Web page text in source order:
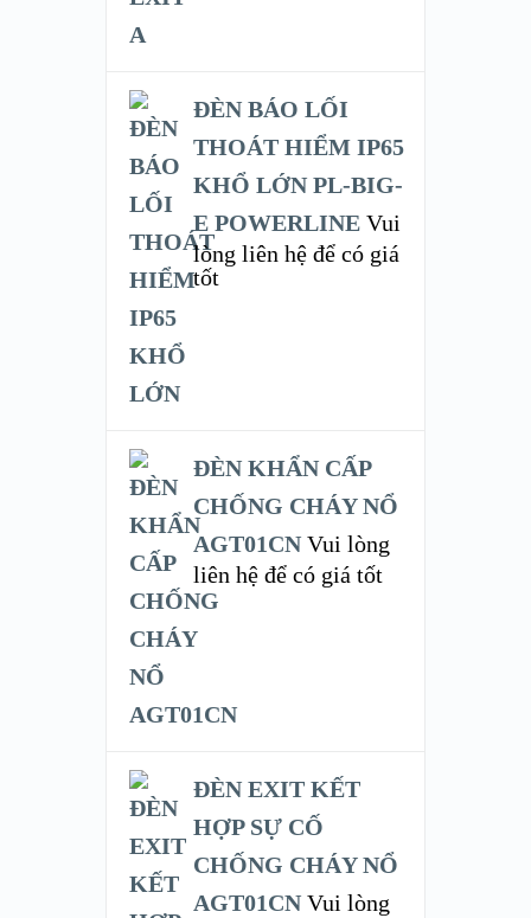
ĐÈN BÁO LỐI
THOÁT HIỂM IP65
KHỔ LỚN PL-BIG-
E POWERLINE Vui
lòng liên hệ để có giá
tốt
ĐÈN KHẨN CẤP
CHỐNG CHÁY NỔ
AGT01CN Vui lòng
liên hệ để có giá tốt
ĐÈN EXIT KẾT
HỢP SỰ CỐ
CHỐNG CHÁY NỔ
AGT01CN Vui lòng